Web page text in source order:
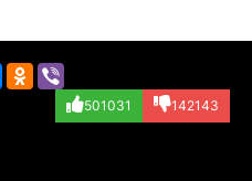
501031 142143